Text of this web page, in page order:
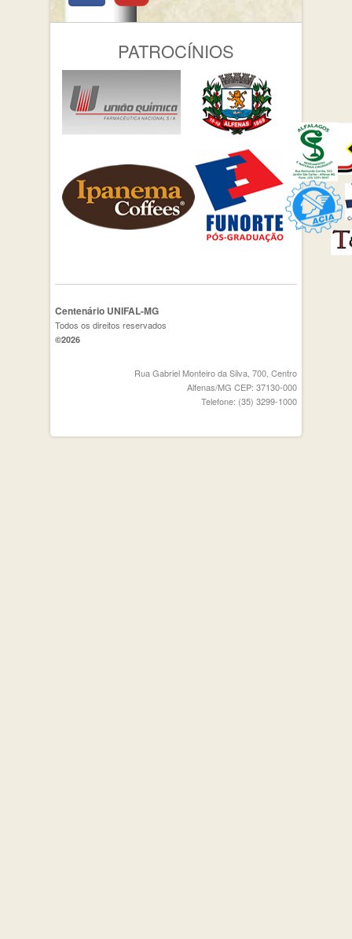
PATROCÍNIOS
Centenário UNIFAL-MG
Todos os direitos reservados
©2026
Rua Gabriel Monteiro da Silva, 700, Centro
Alfenas/MG CEP: 37130-000
Telefone: (35) 3299-1000